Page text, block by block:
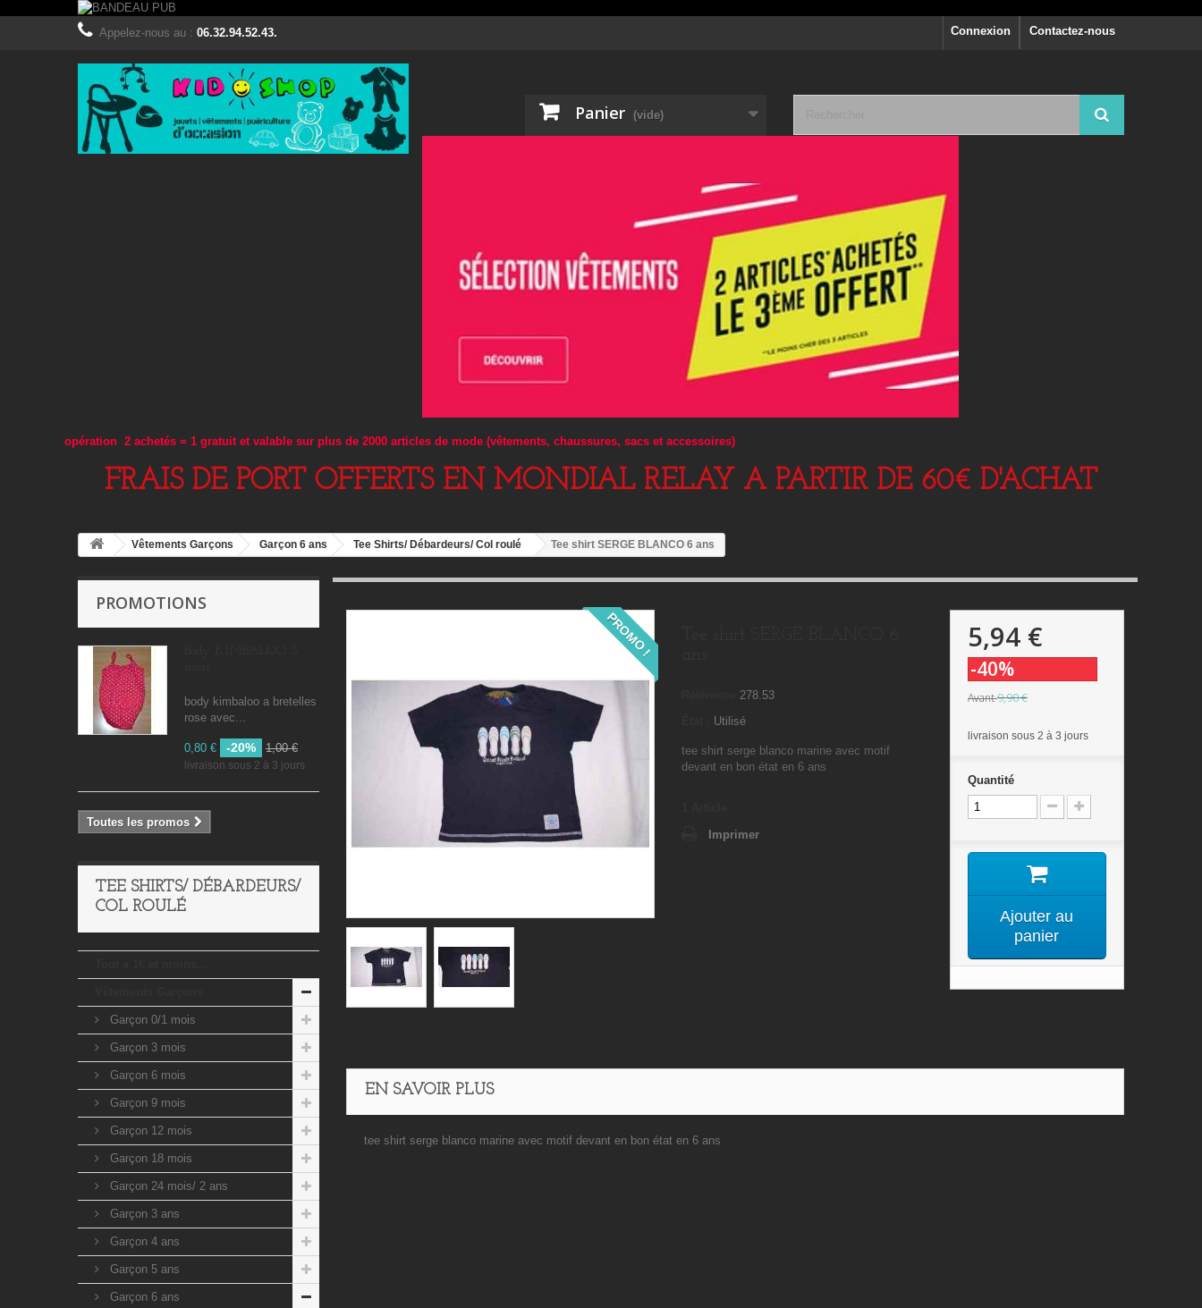
Contactez-nous
Appelez-nous au : 06.32.94.52.43. Connexion
Panier (vide)
opération 2 achetés = 1 gratuit et valable sur plus de 2000 articles de mode (vêtements, chaussures, sacs et accessoires)
FRAIS DE PORT OFFERTS EN MONDIAL RELAY A PARTIR DE 60€ D'ACHAT
Vêtements Garçons Garçon 6 ans Tee Shirts/ Débardeurs/ Col roulé Tee shirt SERGE BLANCO 6 ans
PROMOTIONS
body kimbaloo a bretelles
rose avec...
0,80 € -20% 1,00 €
livraison sous 2 à 3 jours
Toutes les promos
TEE SHIRTS/ DÉBARDEURS/
COL ROULÉ
Garçon 0/1 mois
Garçon 3 mois
Garçon 6 mois
Garçon 9 mois
Garçon 12 mois
Garçon 18 mois
Garçon 24 mois/ 2 ans
Garçon 3 ans
Garçon 4 ans
Garçon 5 ans
Garçon 6 ans
PROMO !
278.53
Utilisé
tee shirt serge blanco marine avec motif
devant en bon état en 6 ans
Imprimer
5,94 €
-40%
Avant9,90 €
livraison sous 2 à 3 jours
Quantité
Ajouter au
panier
EN SAVOIR PLUS
tee shirt serge blanco marine avec motif devant en bon état en 6 ans